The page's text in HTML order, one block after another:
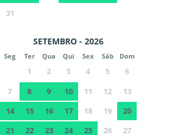
31
SETEMBRO - 2026
Seg Ter Qua Qui Sex Sáb Dom
1 2 3 4 5
6
7
8 9 10 11 12
13
14
15 16 17 18 19
20
21
22 23 24 25 26 27